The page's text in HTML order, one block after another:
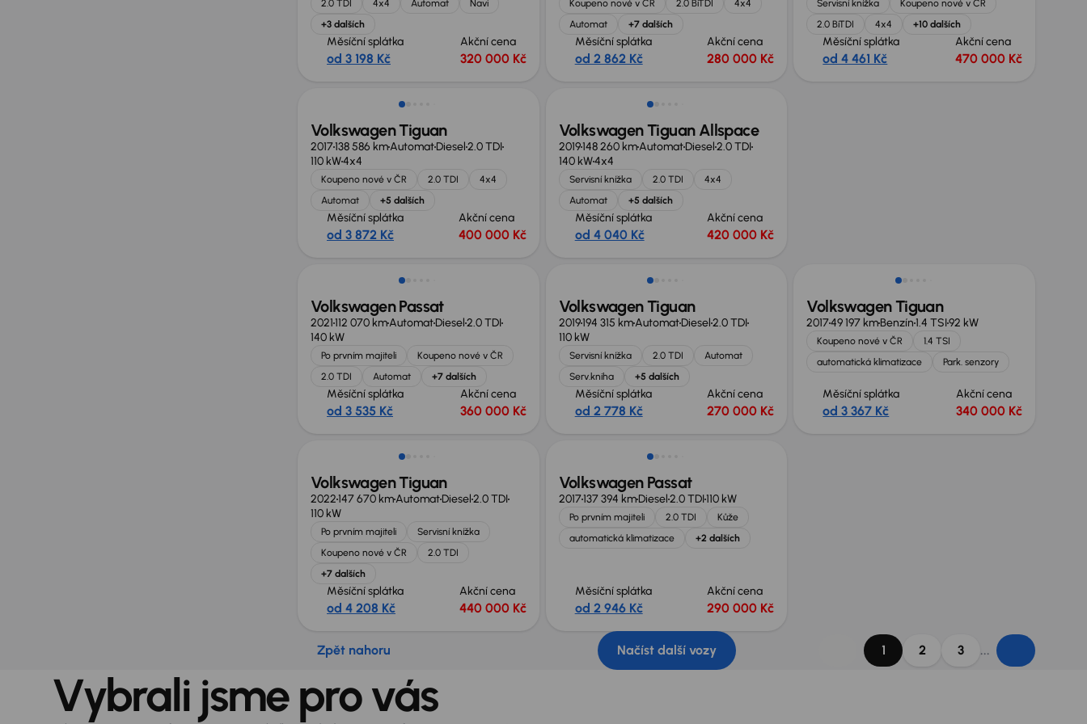
2.0 TDI 4x4 Automat
Navi
+3 dalších
Měsíční splátka
od 3 198 Kč
Akční cena
320 000 Kč
Koupeno nové v ČR 2.0 BiTDI
4x4
Automat
+7 dalších
Měsíční splátka
od 2 862 Kč
Akční cena
280 000 Kč
Servisní knížka
Koupeno nové v ČR
2.0 BiTDI
4x4 +10 dalších
Měsíční splátka
od 4 461 Kč
Akční cena
470 000 Kč
Volkswagen Tiguan
2017138 586 kmAutomatDiesel2.0 TDI
110 kW4x4
Koupeno nové v ČR 2.0 TDI
4x4
Automat
+5 dalších
Měsíční splátka
od 3 872 Kč
Akční cena
400 000 Kč
Zlevněno o 10 000 Kč
Volkswagen Tiguan Allspace
2019148 260 kmAutomatDiesel2.0 TDI
140 kW4x4
Servisní knížka 2.0 TDI
4x4
Automat
+5 dalších
Měsíční splátka
od 4 040 Kč
Akční cena
420 000 Kč
Možnost odpočtu DPH
Volkswagen Passat
2021112 070 kmAutomatDiesel2.0 TDI
140 kW
Po prvním majiteli
Koupeno nové v ČR
2.0 TDI
Automat +7 dalších
Měsíční splátka
od 3 535 Kč
Akční cena
360 000 Kč
Zlevněno o 40 000 Kč
Volkswagen Tiguan
2019194 315 kmAutomatDiesel2.0 TDI
110 kW
Servisní knížka 2.0 TDI
Automat
Serv.kniha
+5 dalších
Měsíční splátka
od 2 778 Kč
Akční cena
270 000 Kč
Volkswagen Tiguan
201749 197 kmBenzín1.4 TSI92 kW
Koupeno nové v ČR
1.4 TSI
automatická klimatizace
Park. senzory
Měsíční splátka
od 3 367 Kč
Akční cena
340 000 Kč
Možnost odpočtu DPH
Volkswagen Tiguan
2022147 670 kmAutomatDiesel2.0 TDI
110 kW
Po prvním majiteli
Servisní knížka
Koupeno nové v ČR
2.0 TDI
+7 dalších
Měsíční splátka
od 4 208 Kč
Akční cena
440 000 Kč
Možnost odpočtu DPH
Volkswagen Passat
2017137 394 kmDiesel2.0 TDI110 kW
Po prvním majiteli 2.0 TDI
Kůže
automatická klimatizace
+2 dalších
Měsíční splátka
od 2 946 Kč
Akční cena
290 000 Kč
Zpět nahoru Načíst další vozy 1 2 3 ...
Vybrali jsme pro vás